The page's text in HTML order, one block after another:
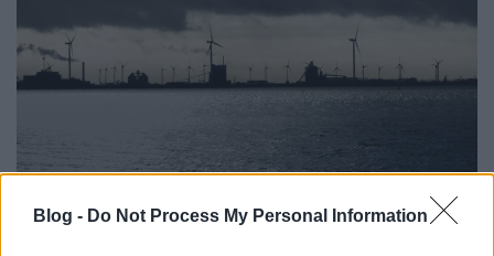
Blog - Do Not Process My Personal Information
Cikkajánló a hétvégére: Paks és